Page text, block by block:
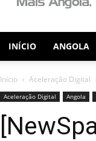
INÍCIO ANGOLA
Início Aceleração Digital
Aceleração Digital Angola